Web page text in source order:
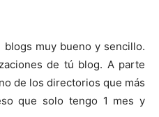
muy bueno y sencillo.
de tú blog. A parte
de los directorios que más
que solo tengo 1 mes y